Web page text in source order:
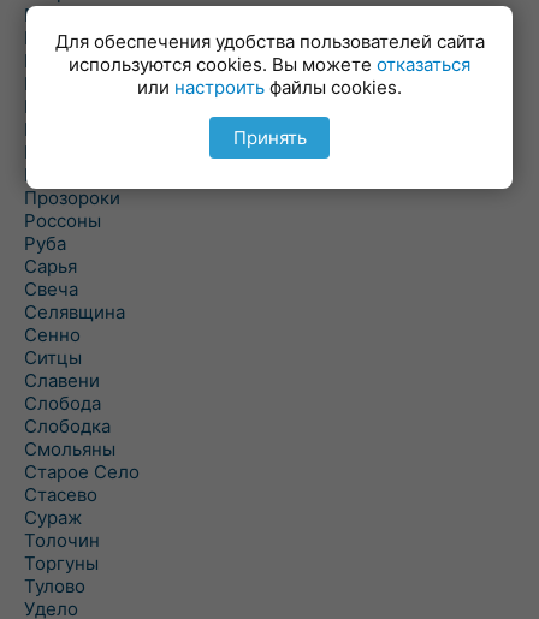
Пальминка
Парафьяново
Плисса
Повятье
Погоща
Подсвилье
Полоцк
Поставы
Прозороки
Россоны
Руба
Сарья
Свеча
Селявщина
Сенно
Ситцы
Славени
Слобода
Слободка
Смольяны
Старое Село
Стасево
Сураж
Толочин
Торгуны
Тулово
Удело
Для обеспечения удобства пользователей сайта
используются cookies. Вы можете отказаться
или настроить файлы cookies.
Принять